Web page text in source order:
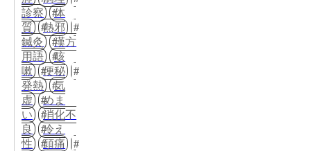
診察
体
質
熱邪
鍼灸
漢方
用語
咳
嗽
便秘
発熱
気
虚
めま
い
消化不
良
冷え
性
頭痛